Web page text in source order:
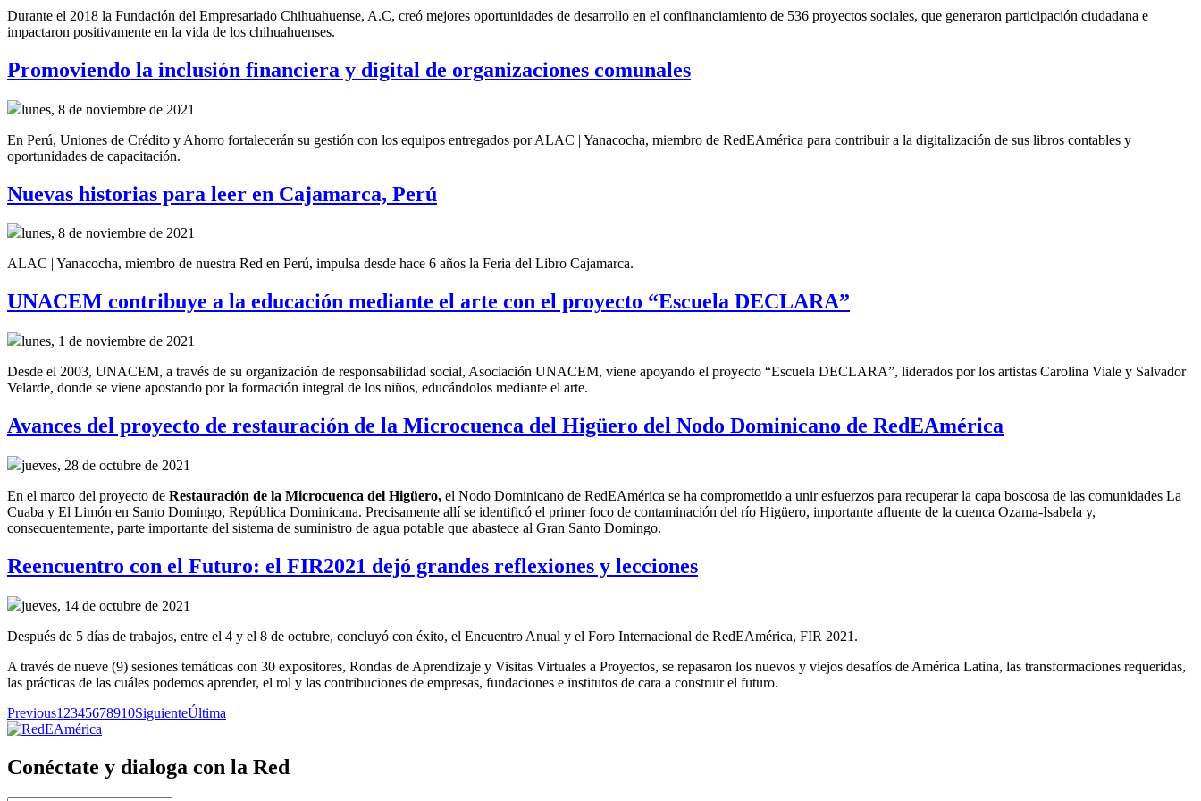
Durante el 2018 la Fundación del Empresariado Chihuahuense, A.C, creó mejores oportunidades de desarrollo en el confinanciamiento de 536 proyectos sociales, que generaron participación ciudadana e
impactaron positivamente en la vida de los chihuahuenses.
Promoviendo la inclusión financiera y digital de organizaciones comunales
lunes, 8 de noviembre de 2021
En Perú, Uniones de Crédito y Ahorro fortalecerán su gestión con los equipos entregados por ALAC | Yanacocha, miembro de RedEAmérica para contribuir a la digitalización de sus libros contables y
oportunidades de capacitación.
Nuevas historias para leer en Cajamarca, Perú
lunes, 8 de noviembre de 2021
ALAC | Yanacocha, miembro de nuestra Red en Perú, impulsa desde hace 6 años la Feria del Libro Cajamarca.
UNACEM contribuye a la educación mediante el arte con el proyecto “Escuela DECLARA”
lunes, 1 de noviembre de 2021
Desde el 2003, UNACEM, a través de su organización de responsabilidad social, Asociación UNACEM, viene apoyando el proyecto “Escuela DECLARA”, liderados por los artistas Carolina Viale y Salvador
Velarde, donde se viene apostando por la formación integral de los niños, educándolos mediante el arte.
Avances del proyecto de restauración de la Microcuenca del Higüero del Nodo Dominicano de RedEAmérica
jueves, 28 de octubre de 2021
En el marco del proyecto de Restauración de la Microcuenca del Higüero, el Nodo Dominicano de RedEAmérica se ha comprometido a unir esfuerzos para recuperarla capa boscosa de las comunidades La
Cuaba y El Limón en Santo Domingo, República Dominicana. Precisamente allíse identificó el primer foco de contaminación del río Higüero, importante afluente de la cuenca Ozama-Isabela y,
consecuentemente, parte importante del sistema de suministro de agua potable que abastece al Gran Santo Domingo.
Reencuentro con el Futuro: el FIR2021 dejó grandes reflexiones y lecciones
jueves, 14 de octubre de 2021
Después de 5 días de trabajos, entre el 4 y el 8 de octubre, concluyó con éxito, el Encuentro Anual y el Foro Internacional de RedEAmérica, FIR 2021.
A través de nueve (9) sesiones temáticas con 30 expositores, Rondas de Aprendizaje y Visitas Virtuales a Proyectos, se repasaron los nuevos y viejos desafíos de América Latina, las transformaciones requeridas,
las prácticas de las cuáles podemos aprender, el rol y las contribuciones de empresas, fundaciones e institutos de cara a construir el futuro.
Previous1 2345678910SiguienteÚltima
Conéctate y dialoga con la Red